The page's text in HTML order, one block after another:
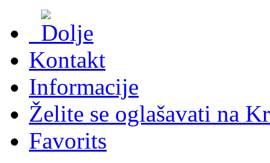
Kontakt
Informacije
Želite se oglašavati na
Favorits